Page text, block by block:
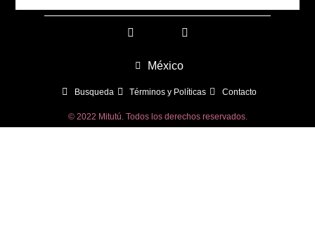
México
Busqueda Términos y Políticas Contacto
© 2022 Mitutú. Todos los derechos reservados.